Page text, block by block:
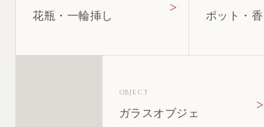
花瓶・一輪挿し ポット・
OBJECT
ガラスオブジェ